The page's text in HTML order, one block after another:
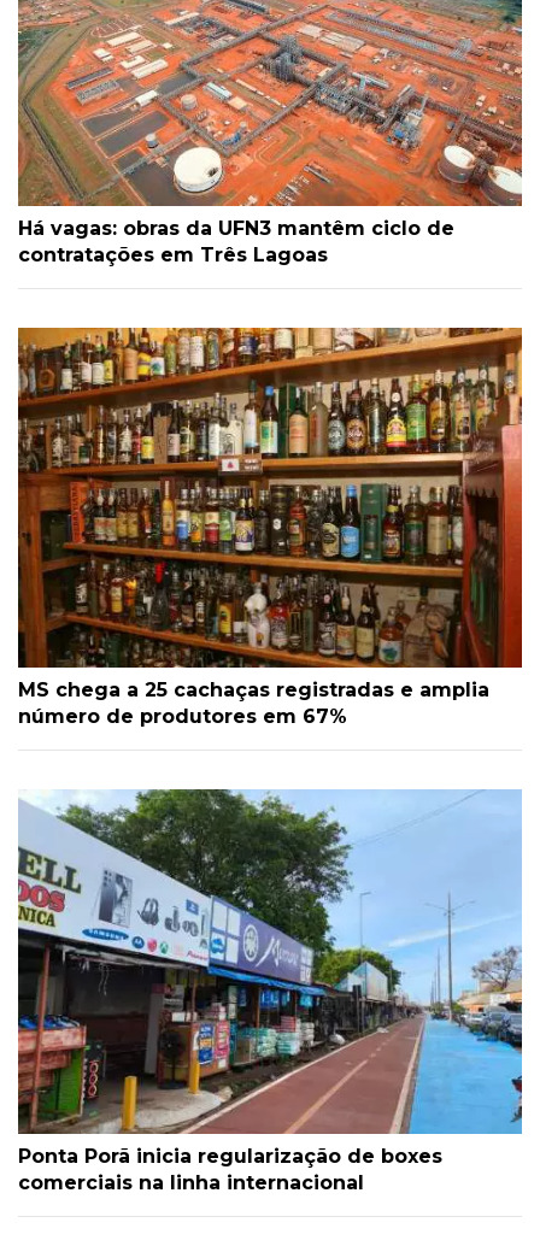
Há vagas: obras da UFN3 mantêm ciclo de
contratações em Três Lagoas
MS chega a 25 cachaças registradas e amplia
número de produtores em 67%
Ponta Porã inicia regularização de boxes
comerciais na linha internacional